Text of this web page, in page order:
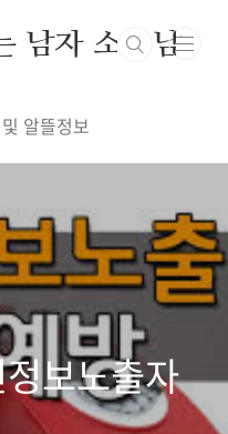
남자 소정남
알뜰정보
보노출자